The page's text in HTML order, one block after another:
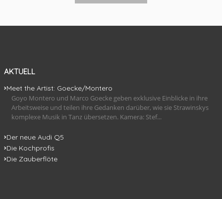
AKTUELL
Meet the Artist: Goecke/Montero
Goyo Montero und Marco Goecke geben exklusive Einblicke in ihre
Arbeitsweise und teilen ihre Gedanken darüber, wie sie Strawinskys
komplexe Musik in Tanz übersetzen. Kamera: Stef...
Der neue Audi Q5
Die Kochprofis
Die Zauberflöte